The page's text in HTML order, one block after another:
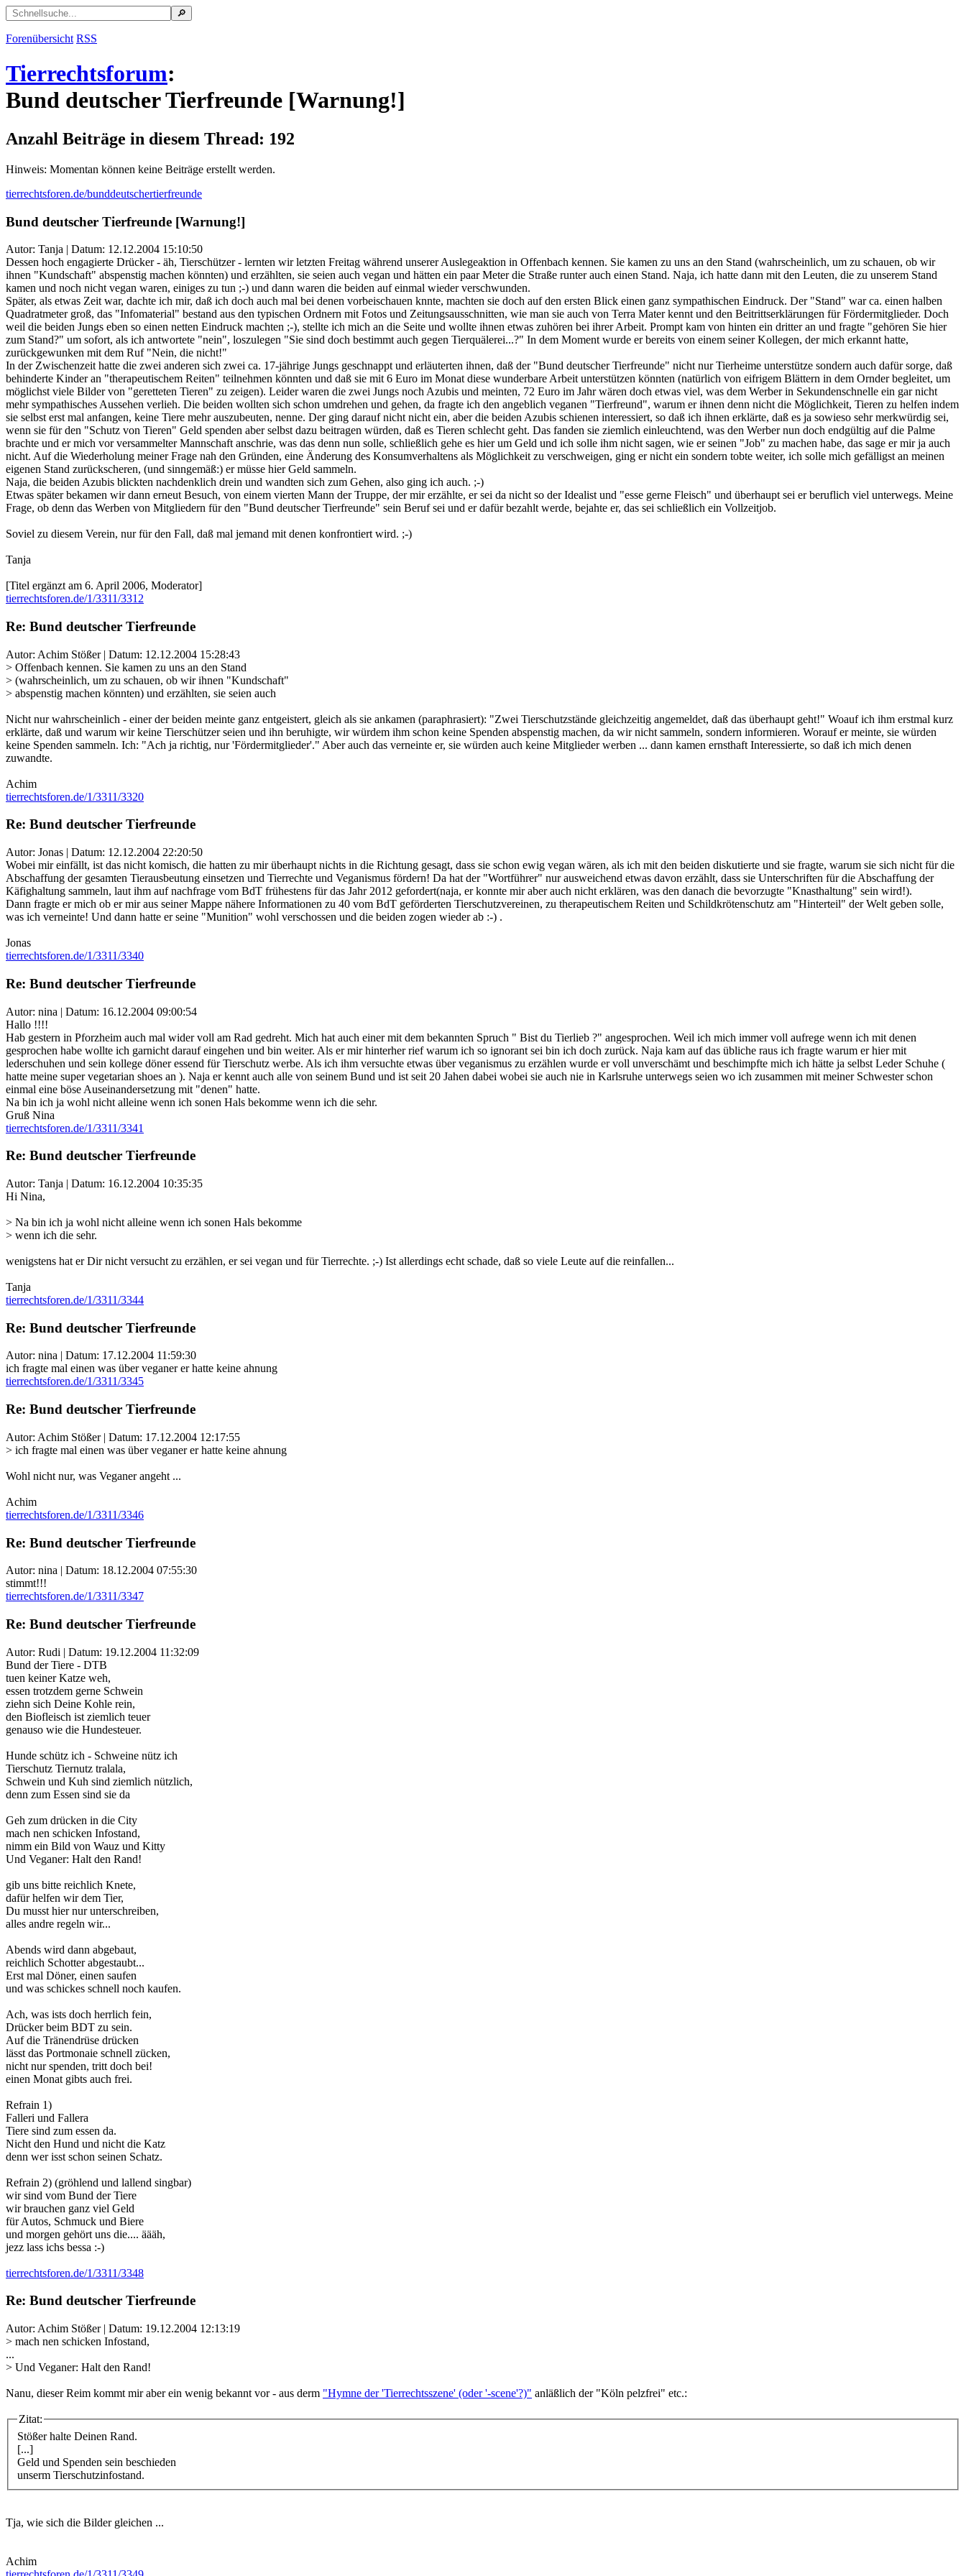
Forenübersicht RSS
Tierrechtsforum:
Bund deutscher Tierfreunde [Warnung!]
Anzahl Beiträge in diesem Thread: 192
Hinweis: Momentan können keine Beiträge erstellt werden.
tierrechtsforen.de/bunddeutschertierfreunde
Bund deutscher Tierfreunde [Warnung!]
Autor: Tanja | Datum: 12.12.2004 15:10:50
Dessen hoch engagierte Drücker - äh, Tierschützer - lernten wir letzten Freitag während unserer Auslegeaktion in Offenbach kennen. Sie kamen zu uns an den Stand (wahrscheinlich, um zu schauen, ob wir
ihnen "Kundschaft" abspenstig machen könnten) und erzählten, sie seien auch vegan und hätten ein paar Meter die Straße runter auch einen Stand. Naja, ich hatte dann mit den Leuten, die zu unserem Stand
kamen und noch nicht vegan waren, einiges zu tun ;-) und dann waren die beiden auf einmal wieder verschwunden.
Später, als etwas Zeit war, dachte ich mir, daß ich doch auch mal bei denen vorbeischauen knnte, machten sie doch auf den ersten Blick einen ganz sympathischen Eindruck. Der "Stand" war ca. einen halben
Quadratmeter groß, das "Infomaterial" bestand aus den typischen Ordnern mit Fotos und Zeitungsausschnitten, wie man sie auch von Terra Mater kennt und den Beitrittserklärungen für Fördermitglieder. Doch
weil die beiden Jungs eben so einen netten Eindruck machten ;-), stellte ich mich an die Seite und wollte ihnen etwas zuhören bei ihrer Arbeit. Prompt kam von hinten ein dritter an und fragte "gehören Sie hier
zum Stand?" um sofort, als ich antwortete "nein", loszulegen "Sie sind doch bestimmt auch gegen Tierquälerei...?" In dem Moment wurde er bereits von einem seiner Kollegen, der mich erkannt hatte,
zurückgewunken mit dem Ruf "Nein, die nicht!"
In der Zwischenzeit hatte die zwei anderen sich zwei ca. 17-jährige Jungs geschnappt und erläuterten ihnen, daß der "Bund deutscher Tierfreunde" nicht nur Tierheime unterstütze sondern auch dafür sorge, daß
behinderte Kinder an "therapeutischem Reiten" teilnehmen könnten und daß sie mit 6 Euro im Monat diese wunderbare Arbeit unterstützen könnten (natürlich von eifrigem Blättern in dem Ornder begleitet, um
möglichst viele Bilder von "geretteten Tieren" zu zeigen). Leider waren die zwei Jungs noch Azubis und meinten, 72 Euro im Jahr wären doch etwas viel, was dem Werber in Sekundenschnelle ein gar nicht
mehr sympathisches Aussehen verlieh. Die beiden wollten sich schon umdrehen und gehen, da fragte ich den angeblich veganen "Tierfreund", warum er ihnen denn nicht die Möglichkeit, Tieren zu helfen indem
sie selbst erst mal anfangen, keine Tiere mehr auszubeuten, nenne. Der ging darauf nicht nicht ein, aber die beiden Azubis schienen interessiert, so daß ich ihnen erklärte, daß es ja sowieso sehr merkwürdig sei,
wenn sie für den "Schutz von Tieren" Geld spenden aber selbst dazu beitragen würden, daß es Tieren schlecht geht. Das fanden sie ziemlich einleuchtend, was den Werber nun doch endgültig auf die Palme
brachte und er mich vor versammelter Mannschaft anschrie, was das denn nun solle, schließlich gehe es hier um Geld und ich solle ihm nicht sagen, wie er seinen "Job" zu machen habe, das sage er mir ja auch
nicht. Auf die Wiederholung meiner Frage nah den Gründen, eine Änderung des Konsumverhaltens als Möglichkeit zu verschweigen, ging er nicht ein sondern tobte weiter, ich solle mich gefälligst an meinen
eigenen Stand zurückscheren, (und sinngemäß:) er müsse hier Geld sammeln.
Naja, die beiden Azubis blickten nachdenklich drein und wandten sich zum Gehen, also ging ich auch. ;-)
Etwas später bekamen wir dann erneut Besuch, von einem vierten Mann der Truppe, der mir erzählte, er sei da nicht so der Idealist und "esse gerne Fleisch" und überhaupt sei er beruflich viel unterwegs. Meine
Frage, ob denn das Werben von Mitgliedern für den "Bund deutscher Tierfreunde" sein Beruf sei und er dafür bezahlt werde, bejahte er, das sei schließlich ein Vollzeitjob.
Soviel zu diesem Verein, nur für den Fall, daß mal jemand mit denen konfrontiert wird. ;-)
Tanja
[Titel ergänzt am 6. April 2006, Moderator]
tierrechtsforen.de/1/3311/3312
Re: Bund deutscher Tierfreunde
Autor: Achim Stößer | Datum: 12.12.2004 15:28:43
> Offenbach kennen. Sie kamen zu uns an den Stand
> (wahrscheinlich, um zu schauen, ob wir ihnen "Kundschaft"
> abspenstig machen könnten) und erzählten, sie seien auch
Nicht nur wahrscheinlich - einer der beiden meinte ganz entgeistert, gleich als sie ankamen (paraphrasiert): "Zwei Tierschutzstände gleichzeitig angemeldet, daß das überhaupt geht!" Woauf ich ihm erstmal kurz
erklärte, daß und warum wir keine Tierschützer seien und ihn beruhigte, wir würdem ihm schon keine Spenden abspenstig machen, da wir nicht sammeln, sondern informieren. Worauf er meinte, sie würden
keine Spenden sammeln. Ich: "Ach ja richtig, nur 'Fördermitglieder'." Aber auch das verneinte er, sie würden auch keine Mitglieder werben ... dann kamen ernsthaft Interessierte, so daß ich mich denen
zuwandte.
Achim
tierrechtsforen.de/1/3311/3320
Re: Bund deutscher Tierfreunde
Autor: Jonas | Datum: 12.12.2004 22:20:50
Wobei mir einfällt, ist das nicht komisch, die hatten zu mir überhaupt nichts in die Richtung gesagt, dass sie schon ewig vegan wären, als ich mit den beiden diskutierte und sie fragte, warum sie sich nicht für die
Abschaffung der gesamten Tierausbeutung einsetzen und Tierrechte und Veganismus fördern! Da hat der "Wortführer" nur ausweichend etwas davon erzählt, dass sie Unterschriften für die Abschaffung der
Käfighaltung sammeln, laut ihm auf nachfrage vom BdT frühestens für das Jahr 2012 gefordert(naja, er konnte mir aber auch nicht erklären, was den danach die bevorzugte "Knasthaltung" sein wird!).
Dann fragte er mich ob er mir aus seiner Mappe nähere Informationen zu 40 vom BdT geförderten Tierschutzvereinen, zu therapeutischem Reiten und Schildkrötenschutz am "Hinterteil" der Welt geben solle,
was ich verneinte! Und dann hatte er seine "Munition" wohl verschossen und die beiden zogen wieder ab :-) .
Jonas
tierrechtsforen.de/1/3311/3340
Re: Bund deutscher Tierfreunde
Autor: nina | Datum: 16.12.2004 09:00:54
Hallo !!!!
Hab gestern in Pforzheim auch mal wider voll am Rad gedreht. Mich hat auch einer mit dem bekannten Spruch " Bist du Tierlieb ?" angesprochen. Weil ich mich immer voll aufrege wenn ich mit denen
gesprochen habe wollte ich garnicht darauf eingehen und bin weiter. Als er mir hinterher rief warum ich so ignorant sei bin ich doch zurück. Naja kam auf das übliche raus ich fragte warum er hier mit
lederschuhen und sein kollege döner essend für Tierschutz werbe. Als ich ihm versuchte etwas über veganismus zu erzählen wurde er voll unverschämt und beschimpfte mich ich hätte ja selbst Leder Schuhe (
hatte meine super vegetarian shoes an ). Naja er kennt auch alle von seinem Bund und ist seit 20 Jahen dabei wobei sie auch nie in Karlsruhe unterwegs seien wo ich zusammen mit meiner Schwester schon
einmal eine böse Auseinandersetzung mit "denen" hatte.
Na bin ich ja wohl nicht alleine wenn ich sonen Hals bekomme wenn ich die sehr.
Gruß Nina
tierrechtsforen.de/1/3311/3341
Re: Bund deutscher Tierfreunde
Autor: Tanja | Datum: 16.12.2004 10:35:35
Hi Nina,
> Na bin ich ja wohl nicht alleine wenn ich sonen Hals bekomme
> wenn ich die sehr.
wenigstens hat er Dir nicht versucht zu erzählen, er sei vegan und für Tierrechte. ;-) Ist allerdings echt schade, daß so viele Leute auf die reinfallen...
Tanja
tierrechtsforen.de/1/3311/3344
Re: Bund deutscher Tierfreunde
Autor: nina | Datum: 17.12.2004 11:59:30
ich fragte mal einen was über veganer er hatte keine ahnung
tierrechtsforen.de/1/3311/3345
Re: Bund deutscher Tierfreunde
Autor: Achim Stößer | Datum: 17.12.2004 12:17:55
> ich fragte mal einen was über veganer er hatte keine ahnung
Wohl nicht nur, was Veganer angeht ...
Achim
tierrechtsforen.de/1/3311/3346
Re: Bund deutscher Tierfreunde
Autor: nina | Datum: 18.12.2004 07:55:30
stimmt!!!
tierrechtsforen.de/1/3311/3347
Re: Bund deutscher Tierfreunde
Autor: Rudi | Datum: 19.12.2004 11:32:09
Bund der Tiere - DTB
tuen keiner Katze weh,
essen trotzdem gerne Schwein
ziehn sich Deine Kohle rein,
den Biofleisch ist ziemlich teuer
genauso wie die Hundesteuer.
Hunde schütz ich - Schweine nütz ich
Tierschutz Tiernutz tralala,
Schwein und Kuh sind ziemlich nützlich,
denn zum Essen sind sie da
Geh zum drücken in die City
mach nen schicken Infostand,
nimm ein Bild von Wauz und Kitty
Und Veganer: Halt den Rand!
gib uns bitte reichlich Knete,
dafür helfen wir dem Tier,
Du musst hier nur unterschreiben,
alles andre regeln wir...
Abends wird dann abgebaut,
reichlich Schotter abgestaubt...
Erst mal Döner, einen saufen
und was schickes schnell noch kaufen.
Ach, was ists doch herrlich fein,
Drücker beim BDT zu sein.
Auf die Tränendrüse drücken
lässt das Portmonaie schnell zücken,
nicht nur spenden, tritt doch bei!
einen Monat gibts auch frei.
Refrain 1)
Falleri und Fallera
Tiere sind zum essen da.
Nicht den Hund und nicht die Katz
denn wer isst schon seinen Schatz.
Refrain 2) (gröhlend und lallend singbar)
wir sind vom Bund der Tiere
wir brauchen ganz viel Geld
für Autos, Schmuck und Biere
und morgen gehört uns die.... äääh,
jezz lass ichs bessa :-)
tierrechtsforen.de/1/3311/3348
Re: Bund deutscher Tierfreunde
Autor: Achim Stößer | Datum: 19.12.2004 12:13:19
> mach nen schicken Infostand,
...
> Und Veganer: Halt den Rand!
Nanu, dieser Reim kommt mir aber ein wenig bekannt vor - aus derm "Hymne der 'Tierrechtsszene' (oder '-scene'?)" anläßlich der "Köln pelzfrei" etc.:
Zitat:
Stößer halte Deinen Rand.
[...]
Geld und Spenden sein beschieden
unserm Tierschutzinfostand.
Tja, wie sich die Bilder gleichen ...
Achim